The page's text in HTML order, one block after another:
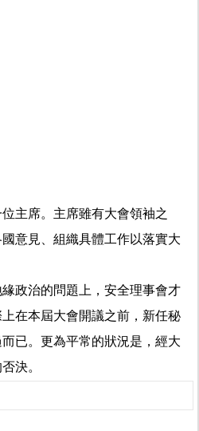
主席。主席雖有大會領袖之
意見、組織具體工作以落實大
政治的問題上，安全理事會才
在本屆大會開議之前，新任秘
已。更為平常的狀況是，經大
決。